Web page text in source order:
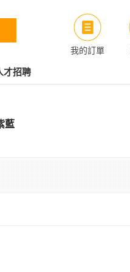
我的訂單
才招聘
藍